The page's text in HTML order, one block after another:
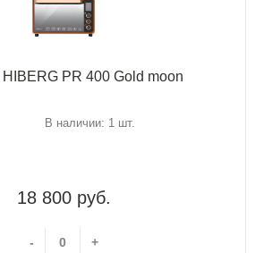
HIBERG PR 400 Gold moon
В наличии: 1 шт.
18 800 руб.
- +